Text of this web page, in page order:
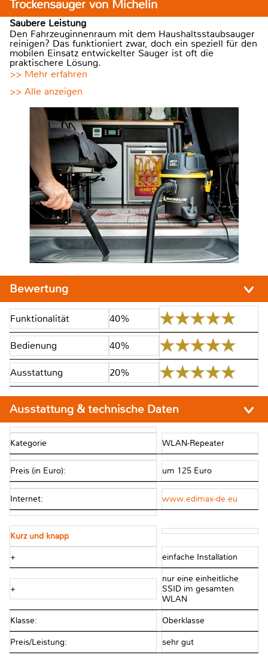
Trockensauger von Michelin
Saubere Leistung
Den Fahrzeuginnenraum mit dem Haushaltsstaubsauger
reinigen? Das funktioniert zwar, doch ein speziell für den
mobilen Einsatz entwickelter Sauger ist oft die
praktischere Lösung.
>> Mehr erfahren
>> Alle anzeigen
Bewertung
Funktionalität 40%
Bedienung 40%
Ausstattung 20%
Ausstattung & technische Daten
Kategorie WLAN-Repeater
Preis (in Euro): um 125 Euro
Internet: www.edimax-de.eu
Kurz und knapp
+ einfache Installation
+
nur eine einheitliche
SSID im gesamten
WLAN
Klasse: Oberklasse
Preis/Leistung: sehr gut